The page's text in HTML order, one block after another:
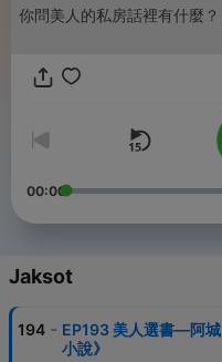
你問美人的私房話裡有什麼？
不管你是想要學會如何掌握
又或是想要知道美人每天都
快來跟美人一起聊聊私房話吧
合作邀約請洽：
FB粉絲專頁：于美人
IG：yumeiren2024
https://open.firstory.me/
Powered by Firstory Hosting
00:00
Jaksot
194 - EP193 美人選書—阿
小說》